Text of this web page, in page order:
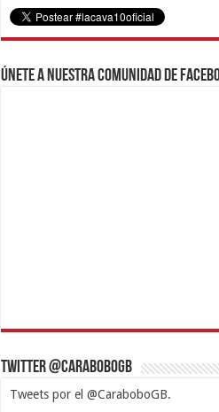
Únete a nuestra comunidad de
Twitter @CaraboboGB
Tweets por el @CaraboboGB.